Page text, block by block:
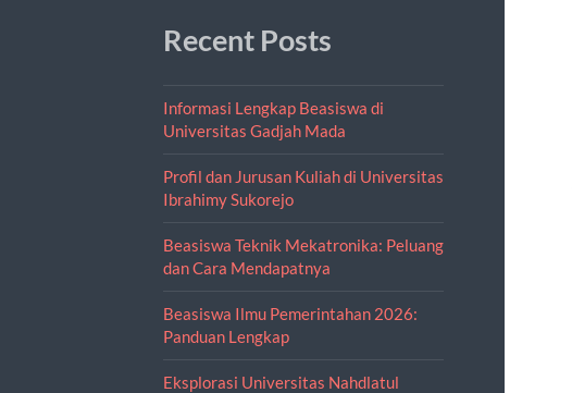
Recent Posts
Informasi Lengkap Beasiswa di
Universitas Gadjah Mada
Profil dan Jurusan Kuliah di Universitas
Ibrahimy Sukorejo
Beasiswa Teknik Mekatronika: Peluang
dan Cara Mendapatnya
Beasiswa Ilmu Pemerintahan 2026:
Panduan Lengkap
Eksplorasi Universitas Nahdlatul